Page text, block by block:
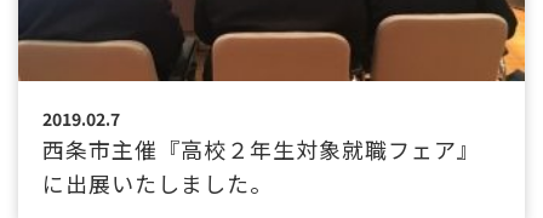
2019.02.7
西条市主催『高校２年生対象就職フェア』
に出展いたしました。